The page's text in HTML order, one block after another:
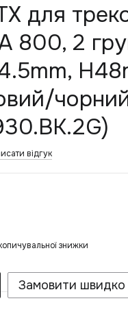
для
800, 2
відгук
знижки
Замовити швидко